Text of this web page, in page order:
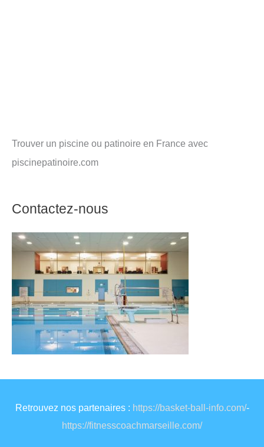
Trouver un piscine ou patinoire en France avec
piscinepatinoire.com
Contactez-nous
Retrouvez nos partenaires : https://basket-ball-info.com/-
https://fitnesscoachmarseille.com/